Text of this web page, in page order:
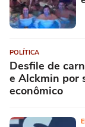
POLÍTICA
Desfile de
e Alckmin por
econômico